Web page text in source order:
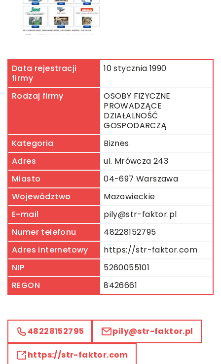
Data rejestracji
firmy
10 stycznia 1990
Rodzaj firmy
OSOBY FIZYCZNE
PROWADZĄCE
DZIAŁALNOŚĆ
GOSPODARCZĄ
Kategoria
Biznes
Adres
ul. Mrówcza 243
Miasto
04-697 Warszawa
Województwo
Mazowieckie
E-mail
pily@str-faktor.pl
Numer telefonu
48228152795
Adres internetowy
https://str-faktor.com
NIP
5260055101
REGON
8426661
48228152795 pily@str-faktor.pl
https://str-faktor.com